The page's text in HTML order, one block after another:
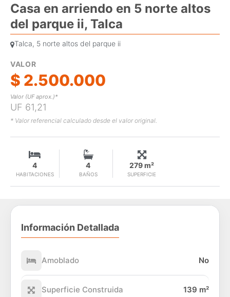
Casa en arriendo en 5 norte altos
del parque ii, Talca
Talca, 5 norte altos del parque ii
VALOR
$ 2.500.000
Valor (UF aprox.)*
UF 61,21
* Valor referencial calculado desde el valor original.
HABITACIONES
4
BAÑOS
4
SUPERFICIE
279 m²
Información Detallada
Amoblado No
Superficie Construida 139 m²